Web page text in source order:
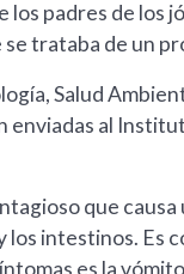
los padres de los
trataba de un
Salud
enviadas al
que
los intestinos. Es
es la